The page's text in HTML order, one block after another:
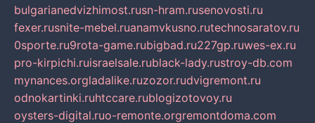
bulgarianedvizhimost.rusn-hram.rusenovosti.ru
fexer.rusnite-mebel.ruanamvkusno.rutechnosaratov.ru
0sporte.ru9rota-game.rubigbad.ru227gp.ruwes-ex.ru
pro-kirpichi.ruisraelsale.rublack-lady.rustroy-db.com
mynances.orgladalike.ruzozor.rudvigremont.ru
odnokartinki.ruhtccare.rublogizotovoy.ru
oysters-digital.ruo-remonte.orgremontdoma.com